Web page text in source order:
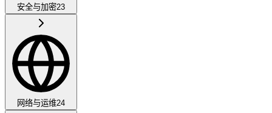
安全与加密23
网络与运维24